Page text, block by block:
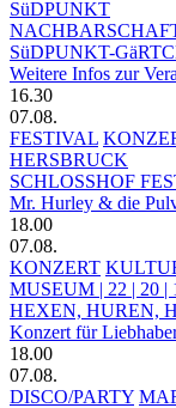
SüDPUNKT
SüDPUNKT-
Weitere Infos zur
16.30
07.08.
FESTIVAL
HERSBRUCK
SCHLOSSHOF
Mr. Hurley & die
18.00
07.08.
KONZERT
MUSEUM | 22 | 20 |
HEXEN, HUREN,
Konzert für
18.00
07.08.
DISCO/PARTY